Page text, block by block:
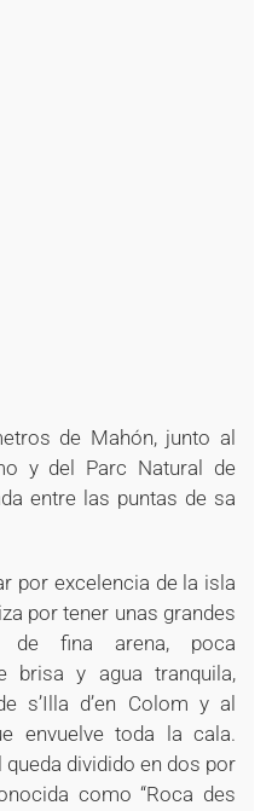
de Mahón, junto al
y del Parc Natural de
entre las puntas de sa
por excelencia de la isla
por tener unas grandes
de fina arena, poca
brisa y agua tranquila,
s’Illa d’en Colom y al
envuelve toda la cala.
dividido en dos por
como “Roca des